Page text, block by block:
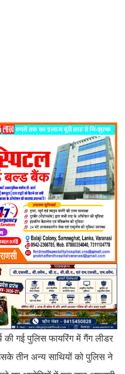
की गई पुलिस फायरिंग में गैंग लीडर
तीन अन्य साथियों को पुलिस ने